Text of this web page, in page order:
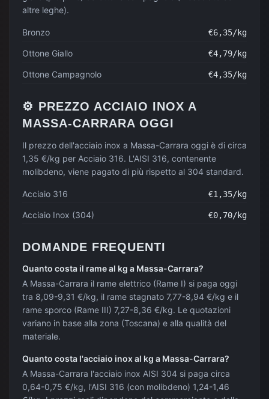
altre leghe).
Bronzo €6,35/kg
Ottone Giallo €4,79/kg
Ottone Campagnolo €4,35/kg
⚙️ PREZZO ACCIAIO INOX A
MASSA-CARRARA OGGI
Il prezzo dell'acciaio inox a Massa-Carrara oggi è di circa
1,35 €/kg per Acciaio 316. L'AISI 316, contenente
molibdeno, viene pagato di più rispetto al 304 standard.
Acciaio 316 €1,35/kg
Acciaio Inox (304) €0,70/kg
DOMANDE FREQUENTI
Quanto costa il rame al kg a Massa-Carrara?
A Massa-Carrara il rame elettrico (Rame I) si paga oggi
tra 8,09-9,31 €/kg, il rame stagnato 7,77-8,94 €/kg e il
rame sporco (Rame III) 7,27-8,36 €/kg. Le quotazioni
variano in base alla zona (Toscana) e alla qualità del
materiale.
Quanto costa l'acciaio inox al kg a Massa-Carrara?
A Massa-Carrara l'acciaio inox AISI 304 si paga circa
0,64-0,75 €/kg, l'AISI 316 (con molibdeno) 1,24-1,46